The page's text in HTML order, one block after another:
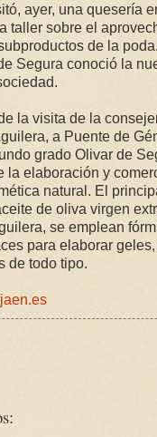
ayer, una quesería
taller sobre el
de la
Segura conoció la
la visita de la
a Puente de
grado Olivar de
la elaboración y
natural. El
de oliva virgen
se emplean
para elaborar
de todo tipo.